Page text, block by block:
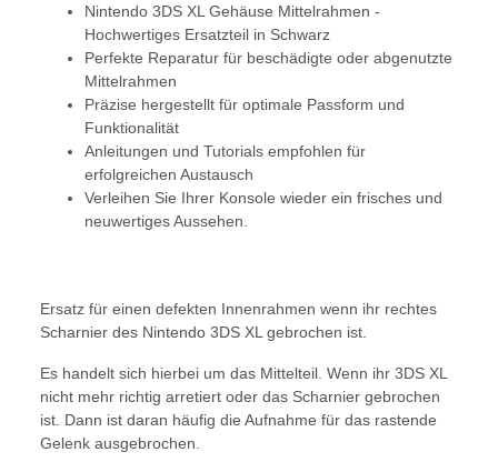
Nintendo 3DS XL Gehäuse Mittelrahmen -
Hochwertiges Ersatzteil in Schwarz
Perfekte Reparatur für beschädigte oder abgenutzte
Mittelrahmen
Präzise hergestellt für optimale Passform und
Funktionalität
Anleitungen und Tutorials empfohlen für
erfolgreichen Austausch
Verleihen Sie Ihrer Konsole wieder ein frisches und
neuwertiges Aussehen.
Ersatz für einen defekten Innenrahmen wenn ihr rechtes
Scharnier des Nintendo 3DS XL gebrochen ist.
Es handelt sich hierbei um das Mittelteil. Wenn ihr 3DS XL
nicht mehr richtig arretiert oder das Scharnier gebrochen
ist. Dann ist daran häufig die Aufnahme für das rastende
Gelenk ausgebrochen.